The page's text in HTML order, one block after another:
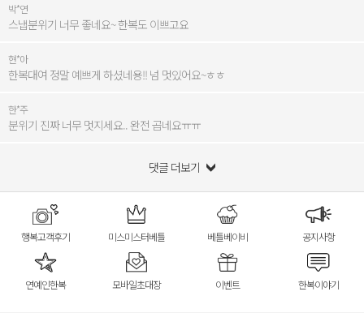
박*연
스냅분위기 너무 좋네요~ 한복도 이쁘고요
현*아
한복대여 정말 예쁘게 하셨네용!! 넘 멋있어요~ㅎㅎ
한*주
분위기 진짜 너무 멋지세요.. 완전 곱네요ㅠㅠ
댓글 더보기
행복고객후기 미스미스터베틀 베틀베이비 공지사항
연예인한복 모바일초대장 이벤트 한복이야기